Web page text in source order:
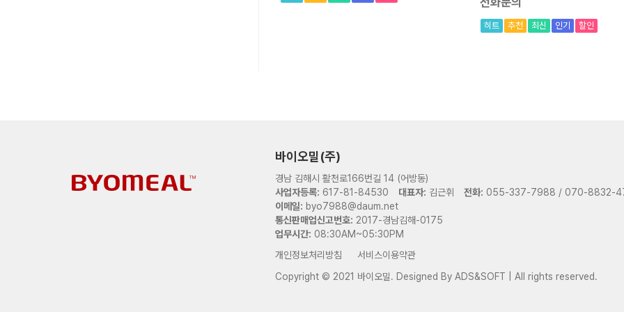
히트 추천 최신 인기 할인
바이오밀(주)
경남 김해시 활천로166번길 14 (어방동)
사업자등록: 617-81-84530 대표자: 김근휘 전화: 055-337-7988 / 070-8832-
이메일: byo7988@daum.net
통신판매업신고번호: 2017-경남김해-0175
업무시간: 08:30AM~05:30PM
개인정보처리방침
서비스이용약관
Copyright © 2021 바이오밀. Designed By ADS&SOFT | All rights reserved.